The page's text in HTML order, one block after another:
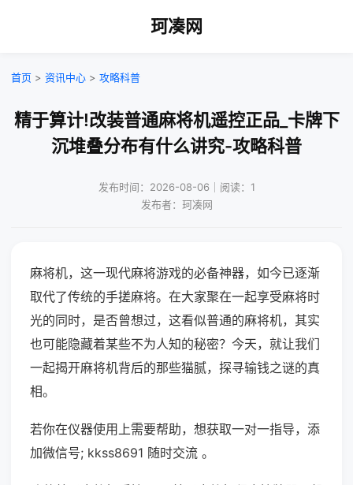
珂凑网
首页 > 资讯中心 > 攻略科普
精于算计!改装普通麻将机遥控正品_卡牌下
沉堆叠分布有什么讲究-攻略科普
发布时间：2026-08-06｜阅读：1
发布者：珂凑网
麻将机，这一现代麻将游戏的必备神器，如今已逐渐
取代了传统的手搓麻将。在大家聚在一起享受麻将时
光的同时，是否曾想过，这看似普通的麻将机，其实
也可能隐藏着某些不为人知的秘密？今天，就让我们
一起揭开麻将机背后的那些猫腻，探寻输钱之谜的真
相。
若你在仪器使用上需要帮助，想获取一对一指导，添
加微信号; kkss8691 随时交流 。